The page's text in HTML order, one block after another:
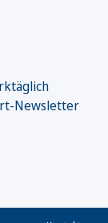
Newsletter